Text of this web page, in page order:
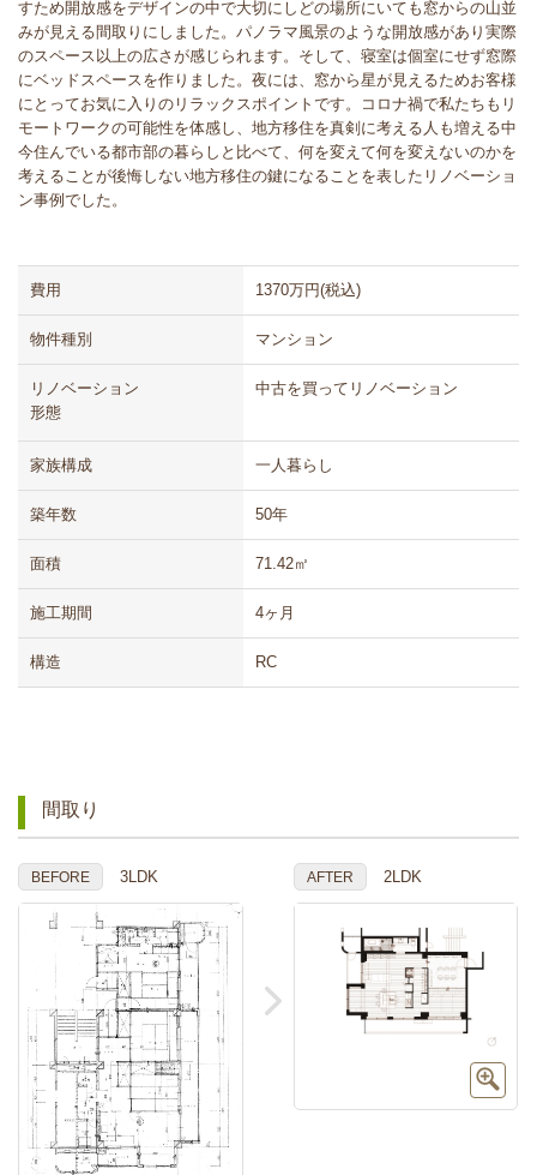
すため開放感をデザインの中で大切にしどの場所にいても窓からの山並
みが見える間取りにしました。パノラマ風景のような開放感があり実際
のスペース以上の広さが感じられます。そして、寝室は個室にせず窓際
にベッドスペースを作りました。夜には、窓から星が見えるためお客様
にとってお気に入りのリラックスポイントです。コロナ禍で私たちもリ
モートワークの可能性を体感し、地方移住を真剣に考える人も増える中
今住んでいる都市部の暮らしと比べて、何を変えて何を変えないのかを
考えることが後悔しない地方移住の鍵になることを表したリノベーショ
ン事例でした。
費用 1370万円(税込)
物件種別 マンション
リノベーション
形態
中古を買ってリノベーション
家族構成 一人暮らし
築年数 50年
面積 71.42㎡
施工期間 4ヶ月
構造 RC
間取り
BEFORE 3LDK AFTER 2LDK